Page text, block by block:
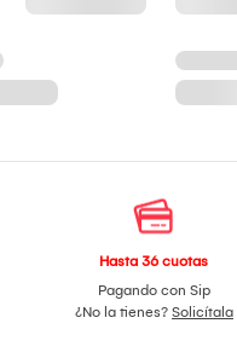
Hasta 36 cuotas
Pagando con Sip
¿No la tienes? Solicítala